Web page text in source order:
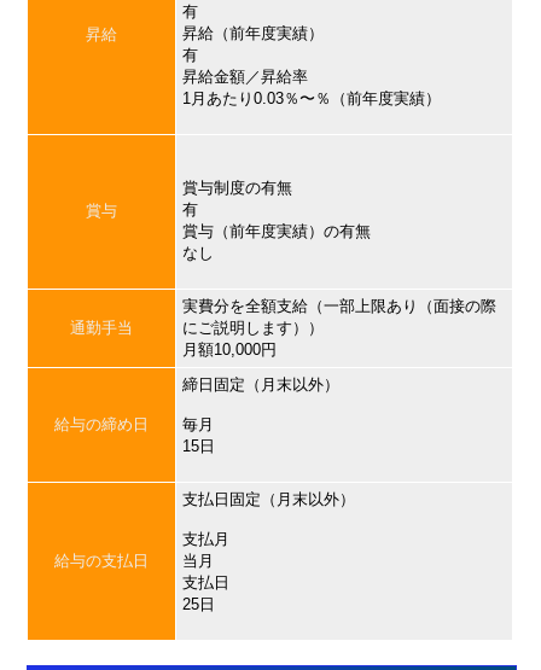
昇給
有
昇給（前年度実績）
有
昇給金額／昇給率
1月あたり0.03％〜％（前年度実績）
賞与
賞与制度の有無
有
賞与（前年度実績）の有無
なし
通勤手当
実費分を全額支給（一部上限あり（面接の際
にご説明します））
月額10,000円
給与の締め日
締日固定（月末以外）
毎月
15日
給与の支払日
支払日固定（月末以外）
支払月
当月
支払日
25日